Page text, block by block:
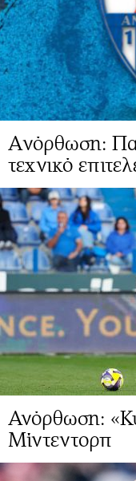
Aνόρθωση:
τεχνικό
Ανόρθωση:
Μίντεντορπ